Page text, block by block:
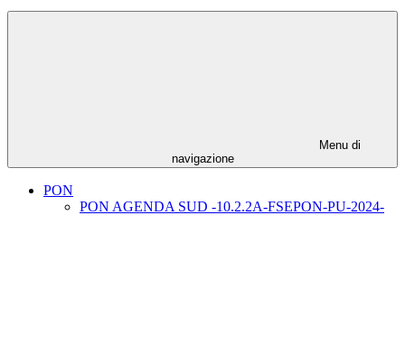
Menu di
navigazione
PON
PON AGENDA SUD -10.2.2A-FSEPON-PU-2024-